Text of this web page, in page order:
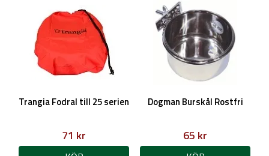
Trangia Fodral till 25 serien
71 kr
Dogman Burskål Rostfri
65 kr